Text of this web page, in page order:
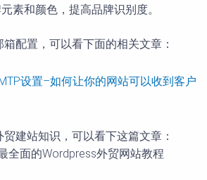
素和颜色，提高品牌识别度。
配置，可以看下面的相关文章：
设置–如何让你的网站可以收到客户
建站知识，可以看下这篇文章：
全面的Wordpress外贸网站教程